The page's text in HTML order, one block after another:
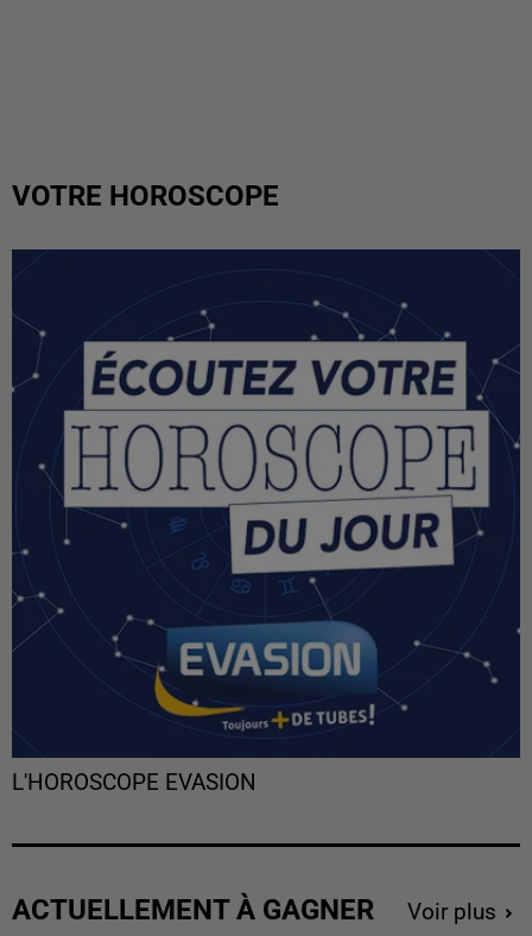
VOTRE HOROSCOPE
L'HOROSCOPE EVASION
ACTUELLEMENT À GAGNER Voir plus